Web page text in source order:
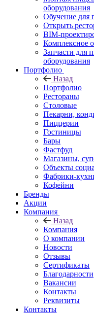
оборудования
Обучение для
Открыть
BIM-
Комплексное
Запчасти для
оборудования
Портфолио
Назад
Портфолио
Рестораны
Столовые
Пекарни,
Пиццерии
Гостиницы
Бары
Фастфуд
Магазины,
Объекты
Фабрики-
Кофейни
Бренды
Акции
Компания
Назад
Компания
О компании
Новости
Отзывы
Сертификаты
Благодарности
Вакансии
Контакты
Реквизиты
Контакты